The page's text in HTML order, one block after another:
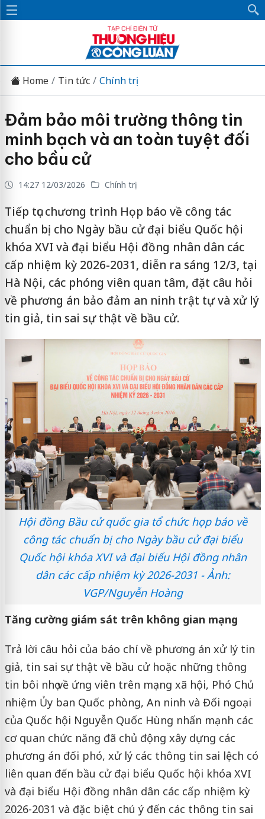
Home Tin tức Chính trị
Đảm bảo môi trường thông tin
minh bạch và an toàn tuyệt đối
cho bầu cử
14:27 12/03/2026 Chính trị
Tiếp tục chương trình Họp báo về công tác
chuẩn bị cho Ngày bầu cử đại biểu Quốc hội
khóa XVI và đại biểu Hội đồng nhân dân các
cấp nhiệm kỳ 2026-2031, diễn ra sáng 12/3, tại
Hà Nội, các phóng viên quan tâm, đặt câu hỏi
về phương án bảo đảm an ninh trật tự và xử lý
tin giả, tin sai sự thật về bầu cử.
Hội đồng Bầu cử quốc gia tổ chức họp báo về
công tác chuẩn bị cho Ngày bầu cử đại biểu
Quốc hội khóa XVI và đại biểu Hội đồng nhân
dân các cấp nhiệm kỳ 2026-2031 - Ảnh:
VGP/Nguyễn Hoàng
Tăng cường giám sát trên không gian mạng
Trả lời câu hỏi của báo chí về phương án xử lý tin
giả, tin sai sự thật về bầu cử hoặc những thông
tin bôi nhọ về ứng viên trên mạng xã hội, Phó Chủ
nhiệm Ủy ban Quốc phòng, An ninh và Đối ngoại
của Quốc hội Nguyễn Quốc Hùng nhấn mạnh các
cơ quan chức năng đã chủ động xây dựng các
phương án đối phó, xử lý các thông tin sai lệch có
liên quan đến bầu cử đại biểu Quốc hội khóa XVI
và đại biểu Hội đồng nhân dân các cấp nhiệm kỳ
2026-2031 và đặc biệt chú ý đến các thông tin sai